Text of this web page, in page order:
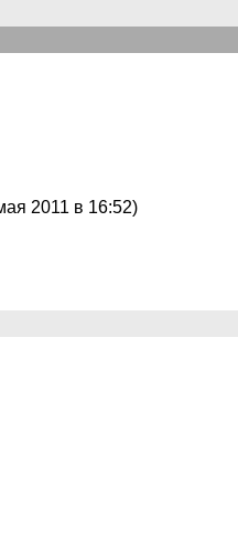
2011 в 16:52)